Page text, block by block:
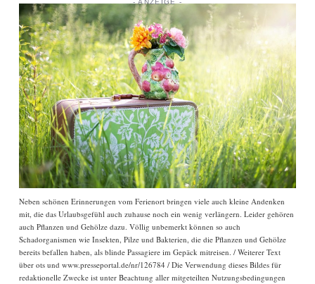
Neben schönen Erinnerungen vom Ferienort bringen viele auch kleine Andenken
mit, die das Urlaubsgefühl auch zuhause noch ein wenig verlängern. Leider gehören
auch Pflanzen und Gehölze dazu. Völlig unbemerkt können so auch
Schadorganismen wie Insekten, Pilze und Bakterien, die die Pflanzen und Gehölze
bereits befallen haben, als blinde Passagiere im Gepäck mitreisen. / Weiterer Text
über ots und www.presseportal.de/nr/126784 / Die Verwendung dieses Bildes für
redaktionelle Zwecke ist unter Beachtung aller mitgeteilten Nutzungsbedingungen